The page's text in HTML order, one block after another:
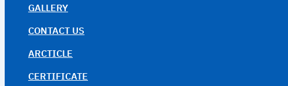
GALLERY
CONTACT US
ARCTICLE
CERTIFICATE